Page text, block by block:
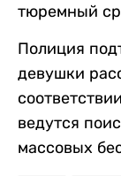
тюремный
Полиция
девушки
ведутся
массовых